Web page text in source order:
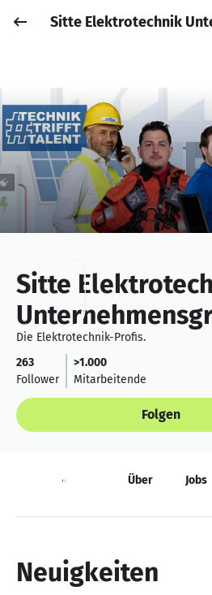
Sitte
Die Elektrotechnik-Profis.
263
Follower
>1.000
Mitarbeitende
Folgen
Neuigkeiten Über Jobs
Neuigkeiten